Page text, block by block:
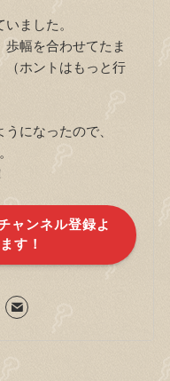
ました。
幅を合わせてたま
（ホントはもっと行
になったので、
ャンネル登録よ
す！